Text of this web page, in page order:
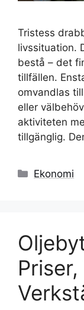
Tristess
livssituation.
bestå – det
tillfällen.
omvandlas
eller
aktiviteten
tillgänglig.
Kategorier
Ekonomi